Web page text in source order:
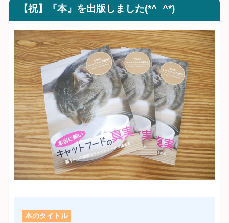
【祝】『本』を出版しました(*^_^*)
本のタイトル